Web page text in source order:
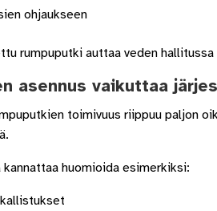
ohjaukseen
rumpuputki auttaa veden
asennus vaikuttaa
toimivuus riippuu paljon
kannattaa huomioida esimerkiksi: